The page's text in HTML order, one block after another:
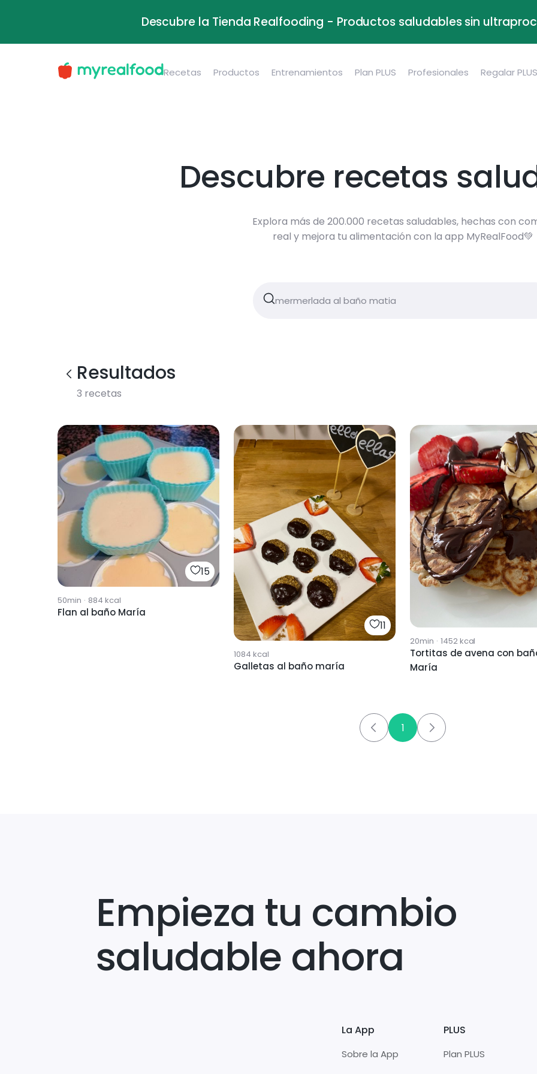
Descubre la Tienda Realfooding - Productos saludables sin
Recetas Productos Entrenamientos Plan PLUS Profesionales Regalar
Descubre recetas
Explora más de 200.000 recetas saludables, hechas con
real y mejora tu alimentación con la app MyRealFood💚
Resultados
3 recetas
15
50min · 884 kcal
Flan al baño María
11
1084 kcal
Galletas al baño maría
20min · 1452kcal
Tortitas de avena con
María
1
Empieza tu cambio
saludable ahora
La App
Sobre la App
PLUS
Plan PLUS